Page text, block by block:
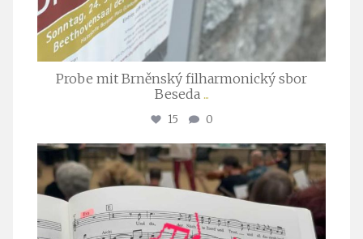
Probe mit Brněnský filharmonický sbor
Beseda ...
15 0
stuttgarter_oratorienchor
Juli 23